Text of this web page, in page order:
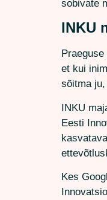
sobivate
INKU
et kui
sõitma
INKU
Eesti
Kes